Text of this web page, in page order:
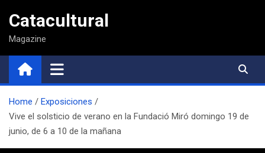
contenido
Catacultural
Magazine
Home
Exposiciones
Vive el solsticio de verano en la Fundació Miró domingo 19 de
junio, de 6 a 10 de la mañana